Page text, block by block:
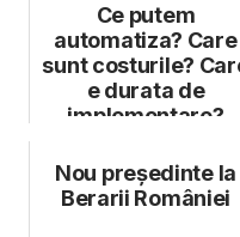
Ce putem
automatiza? Care
sunt costurile?
e durata de
implementare?
experții KU...
Nou președinte la
Berarii României